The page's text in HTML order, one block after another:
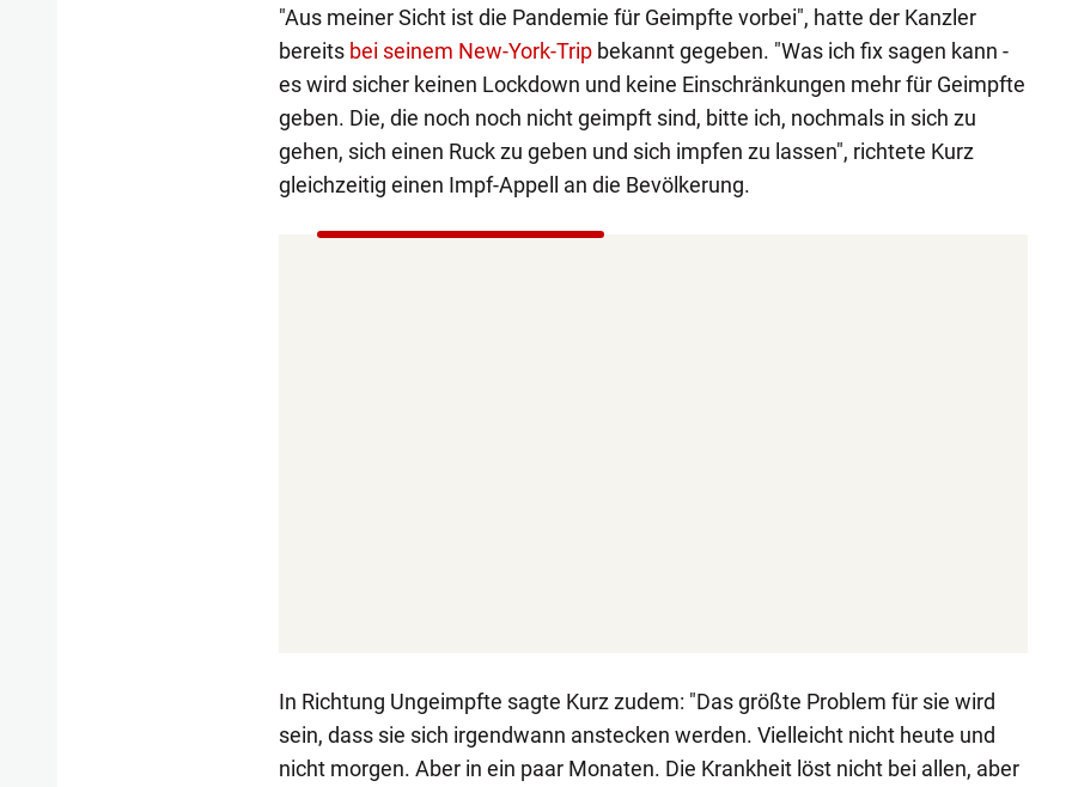
"Aus meiner Sicht ist die Pandemie für Geimpfte vorbei", hatte der Kanzler
bereits bei seinem New-York-Tripbekannt gegeben. "Was ich fix sagen kann -
es wird sicher keinen Lockdown und keine Einschränkungen mehr für Geimpfte
geben. Die, die noch noch nicht geimpft sind, bitte ich, nochmals in sich zu
gehen, sich einen Ruck zu geben und sich impfen zu lassen", richtete Kurz
gleichzeitig einen Impf-Appell an die Bevölkerung.
In Richtung Ungeimpfte sagte Kurz zudem: "Das größte Problem für sie wird
sein, dass sie sich irgendwann anstecken werden. Vielleicht nicht heute und
nicht morgen. Aber in ein paar Monaten. Die Krankheit löst nicht bei allen, aber